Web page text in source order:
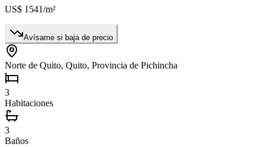
US$ 1541/m²
Avísame si baja de precio
Norte de Quito, Quito, Provincia de Pichincha
3
Habitaciones
3
Baños